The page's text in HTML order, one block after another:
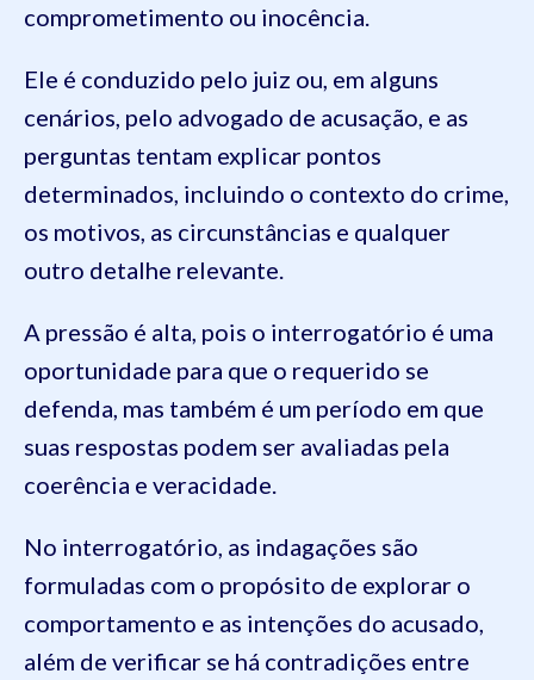
comprometimento ou inocência.
Ele é conduzido pelo juiz ou, em alguns
cenários, pelo advogado de acusação, e as
perguntas tentam explicar pontos
determinados, incluindo o contexto do crime,
os motivos, as circunstâncias e qualquer
outro detalhe relevante.
A pressão é alta, pois o interrogatório é uma
oportunidade para que o requerido se
defenda, mas também é um período em que
suas respostas podem ser avaliadas pela
coerência e veracidade.
No interrogatório, as indagações são
formuladas com o propósito de explorar o
comportamento e as intenções do acusado,
além de verificar se há contradições entre